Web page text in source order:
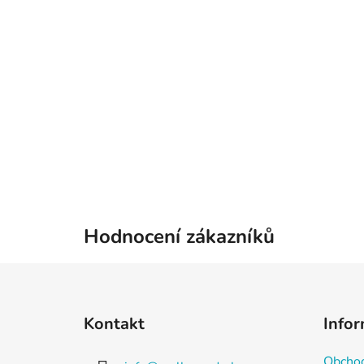
Hodnocení zákazníků
Kontakt